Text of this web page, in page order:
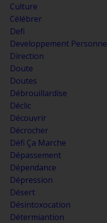
Culture
Célébrer
Defi
Developpement
Direction
Doute
Doutes
Débrouillardise
Déclic
Découvrir
Décrocher
Défi Ça Marche
Dépassement
Dépendance
Dépression
Désert
Désintoxocation
Détermiantion